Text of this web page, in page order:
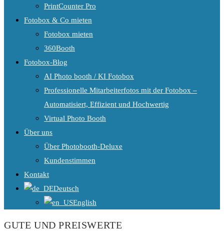
PrintCounter Pro
Fotobox & Co mieten
Fotobox mieten
360Booth
Fotobox-Blog
AI Photo booth / KI Fotobox
Professionelle Mitarbeiterfotos mit der Fotobox –
Automatisiert, Effizient und Hochwertig
Virtual Photo Booth
Über uns
Über Photobooth-Deluxe
Kundenstimmen
Kontakt
Deutsch
English
GUTE UND PREISWERTE